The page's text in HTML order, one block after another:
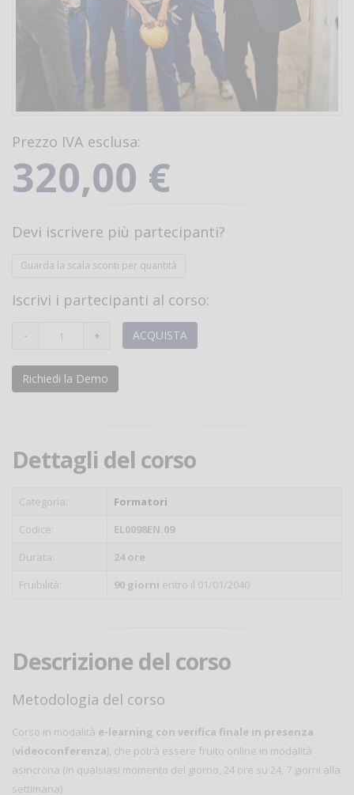
Prezzo IVA esclusa:
320,00 €
Devi iscrivere più partecipanti?
Guarda la scala sconti per quantità
Iscrivi i partecipanti al corso:
ACQUISTA
Richiedi la Demo
Dettagli del corso
Categoria:
Formatori
Codice:
EL0098EN.09
Durata:
24 ore
Fruibilità:
90 giorni entro il 01/01/2040
Descrizione del corso
Metodologia del corso
Corso in modalità e-learning con verifica finale in presenza
(videoconferenza), che potrà essere fruito online in modalità
asincrona (in qualsiasi momento del giorno, 24 ore su 24, 7 giorni alla
settimana).